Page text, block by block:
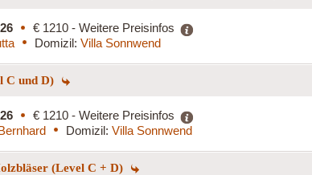
€ 1210 - Weitere Preisinfos
Domizil: Villa Sonnwend
C und D)
€ 1210 - Weitere Preisinfos
Domizil: Villa Sonnwend
(Level C + D)